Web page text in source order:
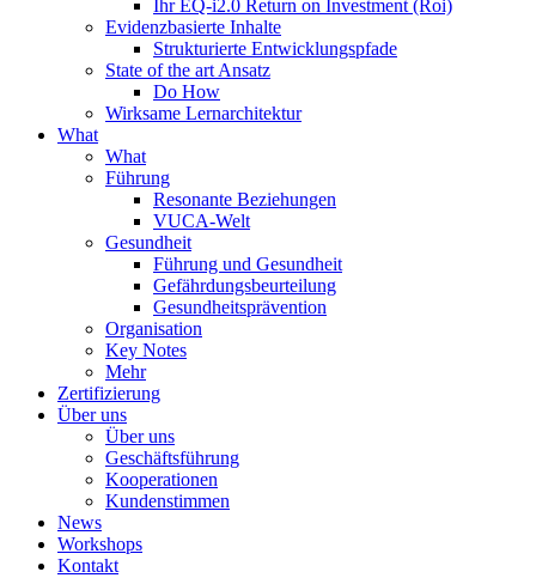
Ihr EQ-i2.0 Return on Investment (Roi)
Evidenzbasierte Inhalte
Strukturierte Entwicklungspfade
State of the art Ansatz
Do How
Wirksame Lernarchitektur
What
What
Führung
Resonante Beziehungen
VUCA-Welt
Gesundheit
Führung und Gesundheit
Gefährdungsbeurteilung
Gesundheitsprävention
Organisation
Key Notes
Mehr
Zertifizierung
Über uns
Über uns
Geschäftsführung
Kooperationen
Kundenstimmen
News
Workshops
Kontakt